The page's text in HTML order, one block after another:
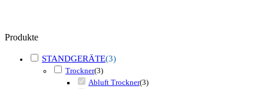
Produkte
STANDGERÄTE(3)
Trockner(3)
Abluft Trockner(3)